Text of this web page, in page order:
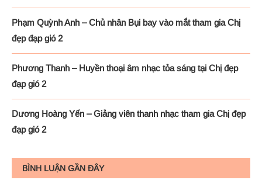
Phạm Quỳnh Anh – Chủ nhân Bụi bay vào mắt tham gia Chị
đẹp đạp gió 2
Phương Thanh – Huyền thoại âm nhạc tỏa sáng tại Chị đẹp
đạp gió 2
Dương Hoàng Yến – Giảng viên thanh nhạc tham gia Chị đẹp
đạp gió 2
BÌNH LUẬN GẦN ĐÂY